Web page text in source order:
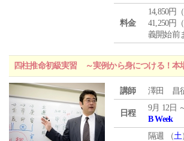
料金
14,850円
41,250円
義開始前
四柱推命初級実習 ～実例から身につける！本
講師 澤田 昌
日程
9月 12日
B Week
隔週 （土